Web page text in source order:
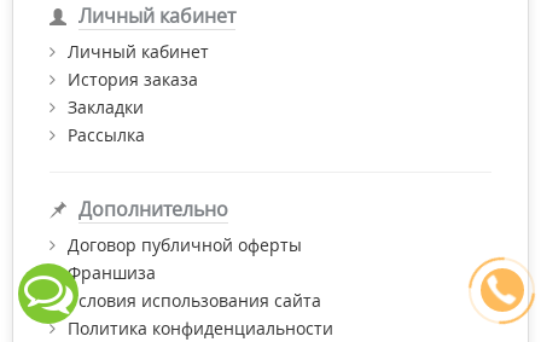
Личный кабинет
Личный кабинет
История заказа
Закладки
Рассылка
Дополнительно
Договор публичной оферты
Франшиза
Условия использования сайта
Политика конфиденциальности